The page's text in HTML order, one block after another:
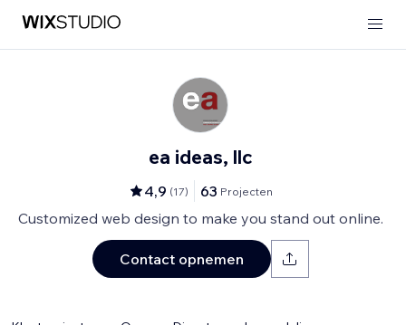
ea ideas, llc
4,9 (17) 63 Projecten
Customized web design to make you stand out online.
Contact opnemen